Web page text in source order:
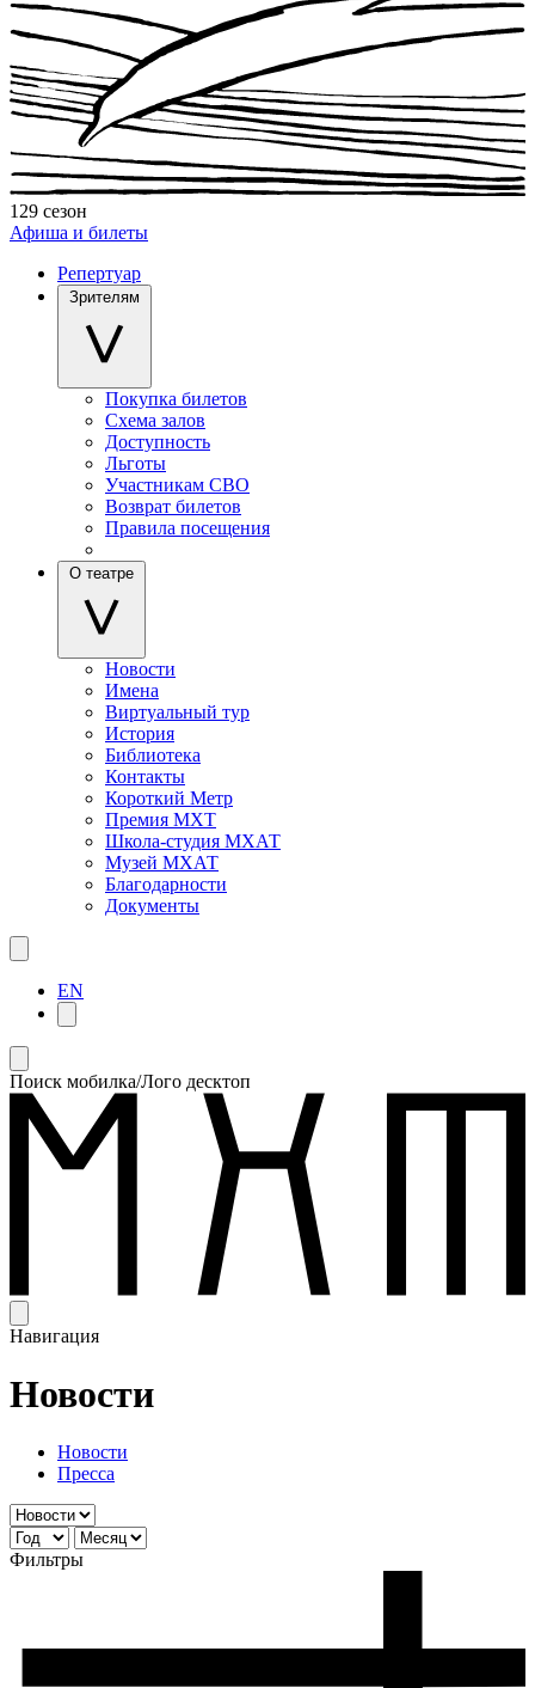
129 сезон
Афиша и билеты
Репертуар
Зрителям
Покупка билетов
Схема залов
Доступность
Льготы
Участникам СВО
Возврат билетов
Правила посещения
О театре
Новости
Имена
Виртуальный тур
История
Библиотека
Контакты
Короткий Метр
Премия МХТ
Школа-студия МХАТ
Музей МХАТ
Благодарности
Документы
EN
Поиск мобилка/Лого десктоп
Навигация
Новости
Новости
Пресса
Фильтры